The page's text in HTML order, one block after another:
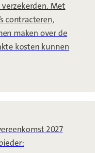
Met
contracteren,
maken over de
kosten kunnen
2027